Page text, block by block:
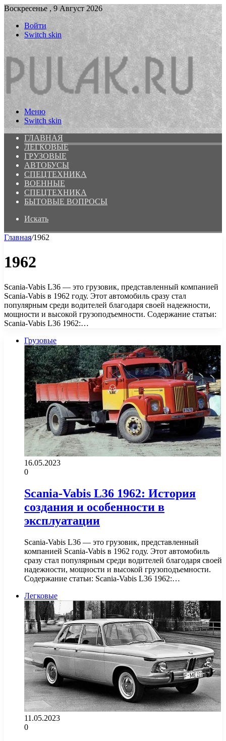
Воскресенье , 9 Август 2026
Войти
Switch skin
Меню
Switch skin
ГЛАВНАЯ
ЛЕГКОВЫЕ
ГРУЗОВЫЕ
АВТОБУСЫ
СПЕЦТЕХНИКА
ВОЕННЫЕ
СПЕЦТЕХНИКА
БЫТОВЫЕ ВОПРОСЫ
Искать
Главная/1962
1962
Scania-Vabis L36 — это грузовик, представленный компанией
Scania-Vabis в 1962 году. Этот автомобиль сразу стал
популярным среди водителей благодаря своей надежности,
мощности и высокой грузоподъемности. Содержание статьи:
Scania-Vabis L36 1962:…
Грузовые
16.05.2023
0
Scania-Vabis L36 1962: История
создания и особенности в
эксплуатации
Scania-Vabis L36 — это грузовик, представленный
компанией Scania-Vabis в 1962 году. Этот автомобиль
сразу стал популярным среди водителей благодаря своей
надежности, мощности и высокой грузоподъемности.
Содержание статьи: Scania-Vabis L36 1962:…
Легковые
11.05.2023
0